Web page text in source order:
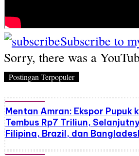
Subscribe to
Sorry, there was a
Postingan Terpopuler
Mentan Amran: Ekspor Pupuk
Tembus Rp7 Triliun,
Filipina, Brazil, dan